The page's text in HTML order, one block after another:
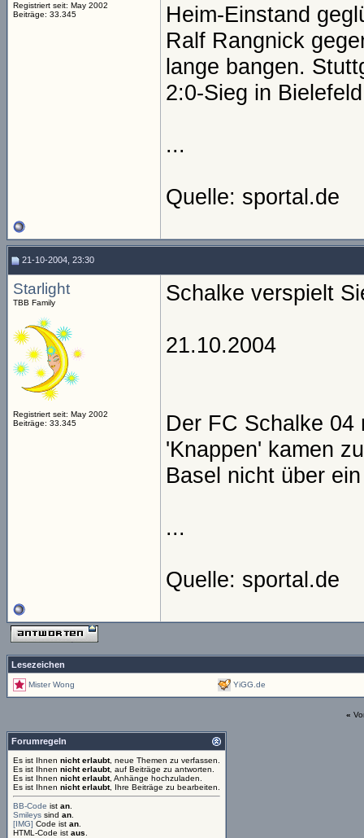
Registriert seit: May 2002
Beiträge: 33.345
Heim-Einstand
Ralf Rangnick
lange bangen.
2:0-Sieg in
...
Quelle: sportal.de
21-10-2004, 23:30
Starlight
TBB Family
Registriert seit: May 2002
Beiträge: 33.345
Schalke verspielt
21.10.2004
Der FC Schalke 04
'Knappen' kamen
Basel nicht über
...
Quelle: sportal.de
Lesezeichen
Mister Wong YiGG.de
«
Forumregeln
Es ist Ihnen nicht erlaubt, neue Themen zu verfassen.
Es ist Ihnen nicht erlaubt, auf Beiträge zu antworten.
Es ist Ihnen nicht erlaubt, Anhänge hochzuladen.
Es ist Ihnen nicht erlaubt, Ihre Beiträge zu bearbeiten.
BB-Code ist an
Smileys sind an
[IMG] Code ist an
HTML-Code ist aus